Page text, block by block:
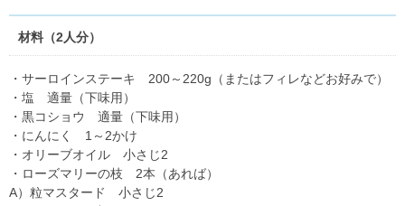
材料（2人分）
・サーロインステーキ 200～220g（またはフィレなどお好みで）
・塩 適量（下味用）
・黒コショウ 適量（下味用）
・にんにく 1～2かけ
・オリーブオイル 小さじ2
・ローズマリーの枝 2本（あれば）
A）粒マスタード 小さじ2